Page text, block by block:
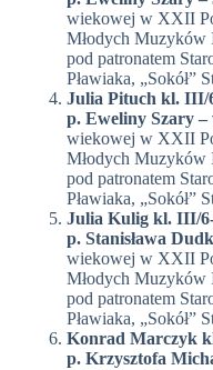
wiekowej w XXII
Młodych Muzyków
pod patronatem
Pławiaka, „Sokół”
Julia Pituch kl. III/
p. Eweliny Szary –
wiekowej w XXII
Młodych Muzyków
pod patronatem
Pławiaka, „Sokół”
Julia Kulig kl. III/
p. Stanisława
wiekowej w XXII
Młodych Muzyków
pod patronatem
Pławiaka, „Sokół”
Konrad Marczyk
p. Krzysztofa